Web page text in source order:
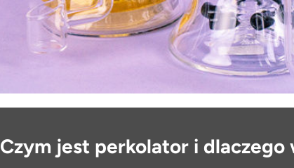
Czym jest perkolator i